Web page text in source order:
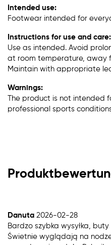
Intended use:
Footwear intended for
Instructions for use and care:
Use as intended. Avoid
at room temperature, away
Maintain with appropriate
Warnings:
The product is not intended
professional sports
Danuta 2026-02-28
Bardzo szybka wysyłka,
Świetnie wyglądają na